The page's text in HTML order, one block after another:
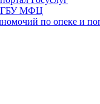
ГБУ МФЦ
по опеке и